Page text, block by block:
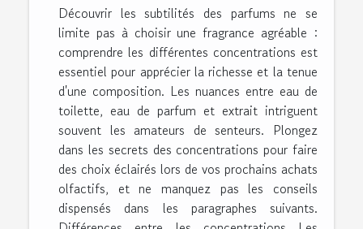
Découvrir les subtilités des parfums ne se
limite pas à choisir une fragrance agréable :
comprendre les différentes concentrations est
essentiel pour apprécier la richesse et la tenue
d'une composition. Les nuances entre eau de
toilette, eau de parfum et extrait intriguent
souvent les amateurs de senteurs. Plongez
dans les secrets des concentrations pour faire
des choix éclairés lors de vos prochains achats
olfactifs, et ne manquez pas les conseils
dispensés dans les paragraphes suivants.